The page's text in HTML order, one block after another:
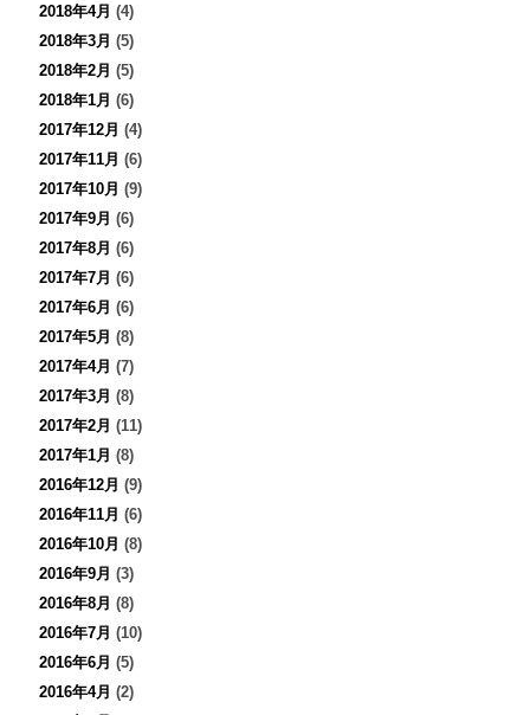
2018年4月 (4)
2018年3月 (5)
2018年2月 (5)
2018年1月 (6)
2017年12月 (4)
2017年11月 (6)
2017年10月 (9)
2017年9月 (6)
2017年8月 (6)
2017年7月 (6)
2017年6月 (6)
2017年5月 (8)
2017年4月 (7)
2017年3月 (8)
2017年2月 (11)
2017年1月 (8)
2016年12月 (9)
2016年11月 (6)
2016年10月 (8)
2016年9月 (3)
2016年8月 (8)
2016年7月 (10)
2016年6月 (5)
2016年4月 (2)